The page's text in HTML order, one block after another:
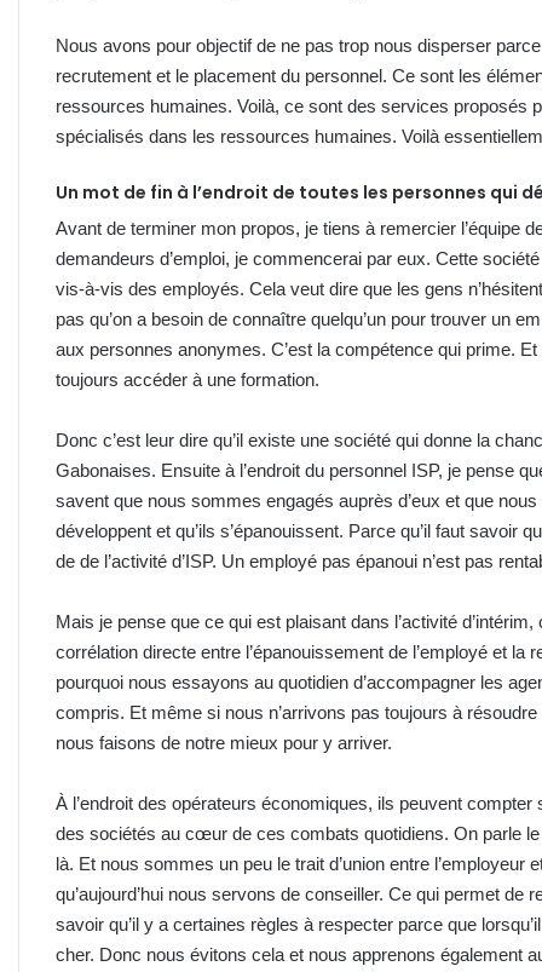
Nous avons pour objectif de ne pas trop nous disperser
recrutement et le placement du personnel. Ce sont les
ressources humaines. Voilà, ce sont des services proposés
spécialisés dans les ressources humaines. Voilà
Un mot de fin à l’endroit de toutes les personnes qui
Avant de terminer mon propos, je tiens à remercier l’équipe
demandeurs d’emploi, je commencerai par eux. Cette
vis-à-vis des employés. Cela veut dire que les gens
pas qu’on a besoin de connaître quelqu’un pour trouver un
aux personnes anonymes. C’est la compétence qui prime.
toujours accéder à une formation.
Donc c’est leur dire qu’il existe une société qui donne la
Gabonaises. Ensuite à l’endroit du personnel ISP, je pense
savent que nous sommes engagés auprès d’eux et que
développent et qu’ils s’épanouissent. Parce qu’il faut savoir
de de l’activité d’ISP. Un employé pas épanoui n’est pas
Mais je pense que ce qui est plaisant dans l’activité
corrélation directe entre l’épanouissement de l’employé et la
pourquoi nous essayons au quotidien d’accompagner les
compris. Et même si nous n’arrivons pas toujours à
nous faisons de notre mieux pour y arriver.
À l’endroit des opérateurs économiques, ils peuvent
des sociétés au cœur de ces combats quotidiens. On parle
là. Et nous sommes un peu le trait d’union entre l’employeur
qu’aujourd’hui nous servons de conseiller. Ce qui permet de
savoir qu’il y a certaines règles à respecter parce que
cher. Donc nous évitons cela et nous apprenons également